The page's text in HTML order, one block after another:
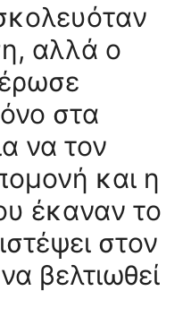
αλλά ο
στα
να τον
και η
έκαναν το
στον
βελτιωθεί